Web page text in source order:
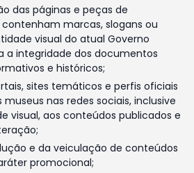
das páginas e peças de
marcas, slogans ou
visual do atual Governo
a integridade dos documentos
e históricos;
sites temáticos e perfis oficiais
nas redes sociais, inclusive
visual, aos conteúdos publicados e
e da veiculação de conteúdos
promocional;